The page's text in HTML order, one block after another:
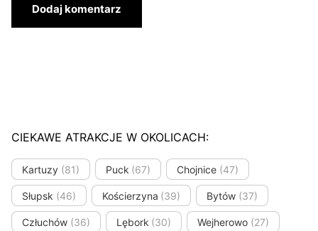
CIEKAWE ATRAKCJE W OKOLICACH:
Kartuzy (81) Puck (67) Chojnice (47)
Słupsk (46) Kościerzyna (39) Bytów (37)
Człuchów (36) Lębork (30) Wejherowo (27)